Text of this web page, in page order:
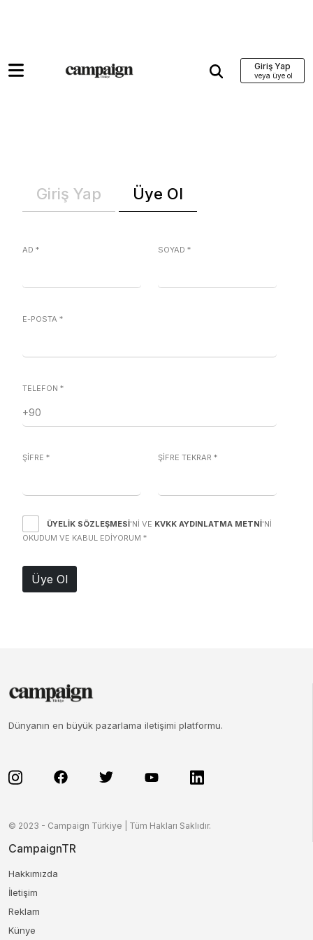
Giriş Yap
Giriş Yap Üye Ol
AD * SOYAD *
E-POSTA *
TELEFON *
ŞİFRE * ŞİFRE TEKRAR *
ÜYELIK SÖZLEŞMESI'NI VE KVKK AYDINLATMA METNI'NI
OKUDUM VE KABUL EDIYORUM *
Üye Ol
Dünyanın en büyük pazarlama iletişimi platformu.
© 2023 - Campaign Türkiye | Tüm Hakları Saklıdır.
CampaignTR
Hakkımızda
İletişim
Reklam
Künye